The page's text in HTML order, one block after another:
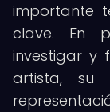
importante
clave. En
investigar y
artista, su